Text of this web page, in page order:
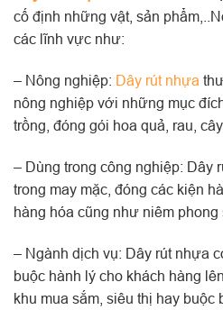
cố định những vật, sản
các lĩnh vực như:
– Nông nghiệp: Dây rút nhựa
nông nghiệp với những mục
trồng, đóng gói hoa quả, rau, cây
– Dùng trong công nghiệp: Dây
trong may mặc, đóng các kiện
hàng hóa cũng như niêm phong
– Ngành dịch vụ: Dây rút nhựa
buộc hành lý cho khách hàng
khu mua sắm, siêu thị hay buộc